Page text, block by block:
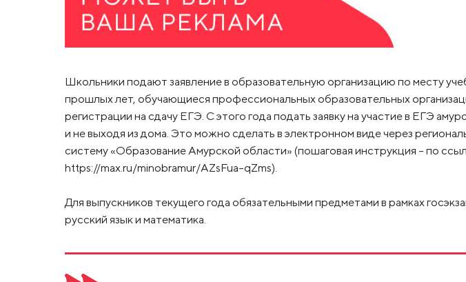
Школьники подают заявление в образовательную организацию по месту
прошлых лет, обучающиеся профессиональных образовательных
регистрации на сдачу ЕГЭ. С этого года подать заявку на участие в ЕГЭ
и не выходя из дома. Это можно сделать в электронном виде через
систему «Образование Амурской области» (пошаговая инструкция – по
https://max.ru/minobramur/AZsFua-qZms).
Для выпускников текущего года обязательными предметами в рамках
русский язык и математика.